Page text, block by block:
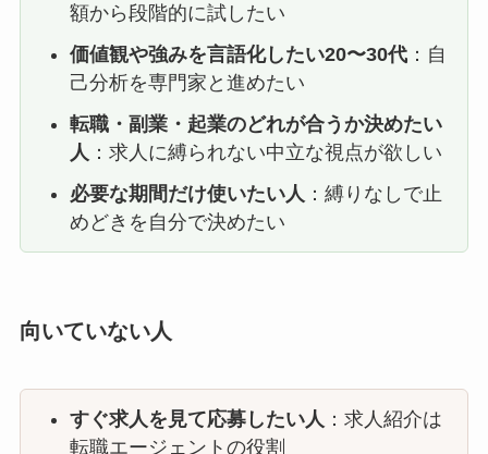
額から段階的に試したい
価値観や強みを言語化したい20〜30代：自
己分析を専門家と進めたい
転職・副業・起業のどれが合うか決めたい
人 ：求人に縛られない中立な視点が欲しい
必要な期間だけ使いたい人 ：縛りなしで止
めどきを自分で決めたい
向いていない人
すぐ求人を見て応募したい人 ：求人紹介は
転職エージェントの役割